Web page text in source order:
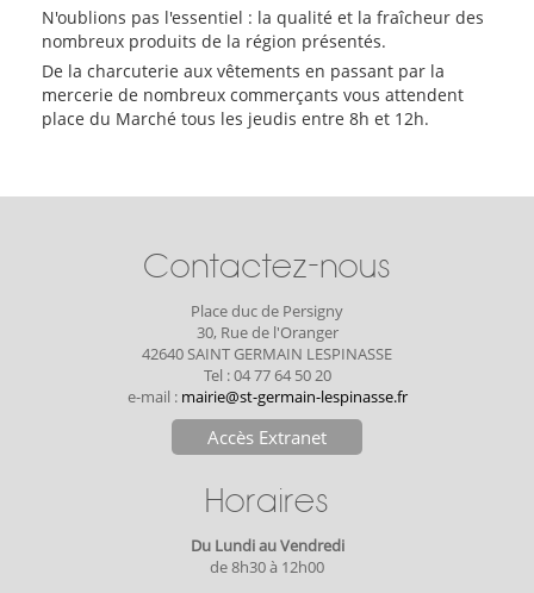
N'oublions pas l'essentiel : la qualité et la fraîcheur des
nombreux produits de la région présentés.
De la charcuterie aux vêtements en passant par la
mercerie de nombreux commerçants vous attendent
place du Marché tous les jeudis entre 8h et 12h.
Contactez-nous
Place duc de Persigny
30, Rue de l'Oranger
42640 SAINT GERMAIN LESPINASSE
Tel : 04 77 64 50 20
e-mail : mairie@st-germain-lespinasse.fr
Accès Extranet
Horaires
Du Lundi au Vendredi
de 8h30 à 12h00